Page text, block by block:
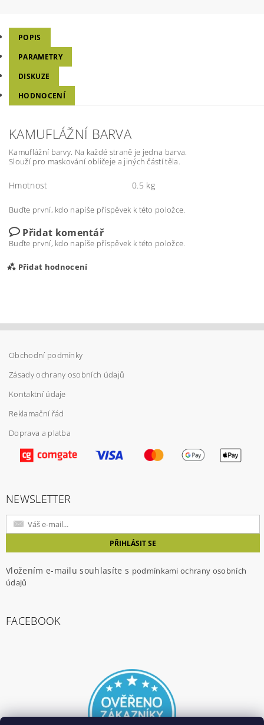
POPIS
PARAMETRY
DISKUZE
HODNOCENÍ
KAMUFLÁŽNÍ BARVA
Kamuflážní barvy. Na každé straně je jedna barva.
Slouží pro maskování obličeje a jiných částí těla.
Hmotnost 0.5 kg
Buďte první, kdo napíše příspěvek k této položce.
Přidat komentář
Buďte první, kdo napíše příspěvek k této položce.
Přidat hodnocení
Vložením hodnocení souhlasíte spodmínkami
ochrany osobních údajů
Obchodní podmínky
Zásady ochrany osobních údajů
Kontaktní údaje
Reklamační řád
Doprava a platba
NEWSLETTER
Vložením e-mailu souhlasíte s podmínkami ochrany osobních
údajů
FACEBOOK